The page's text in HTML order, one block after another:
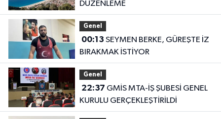
DÜZENLEME
Genel
00:13
BIRAKMAK İSTİYOR
Genel
22:37
KURULU GERÇEKLEŞTİRİLDİ